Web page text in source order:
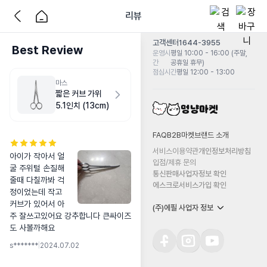
리뷰
Best Review
마스
짧은 커브 가위
5.1인치 (13cm)
아이가 작아서 얼
굴 주위털 손질해
줄때 다칠까봐 걱
정이었는데 작고
커브가 있어서 아
주 잘쓰고있어요 강추합니다 큰싸이즈
도 사볼까해요
s******* 2024.07.02
고객센터1644-3955
운영시
간
평일 10:00 - 16:00 (주말,
공휴일 휴무)
점심시간평일 12:00 - 13:00
FAQB2B마켓 브랜드 소개
서비스이용약관개인정보처리방침
입점/제휴 문의
통신판매사업자정보 확인
에스크로서비스가입 확인
(주)에필 사업자 정보